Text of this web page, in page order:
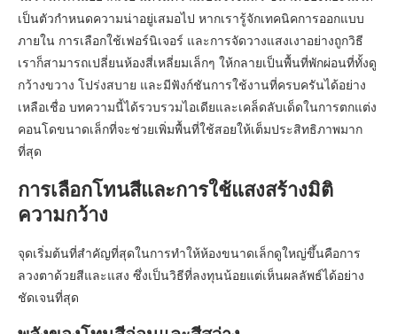
เป็นตัวกำหนดความน่าอยู่เสมอไป หากเรารู้จักเทคนิคการออกแบบ
ภายใน การเลือกใช้เฟอร์นิเจอร์ และการจัดวางแสงเงาอย่างถูกวิธี
เราก็สามารถเปลี่ยนห้องสี่เหลี่ยมเล็กๆ ให้กลายเป็นพื้นที่พักผ่อนที่ทั้งดู
กว้างขวาง โปร่งสบาย และมีฟังก์ชันการใช้งานที่ครบครันได้อย่าง
เหลือเชื่อ บทความนี้ได้รวบรวมไอเดียและเคล็ดลับเด็ดในการตกแต่ง
คอนโดขนาดเล็กที่จะช่วยเพิ่มพื้นที่ใช้สอยให้เต็มประสิทธิภาพมาก
ที่สุด
การเลือกโทนสีและการใช้แสงสร้างมิติ
ความกว้าง
จุดเริ่มต้นที่สำคัญที่สุดในการทำให้ห้องขนาดเล็กดูใหญ่ขึ้นคือการ
ลวงตาด้วยสีและแสง ซึ่งเป็นวิธีที่ลงทุนน้อยแต่เห็นผลลัพธ์ได้อย่าง
ชัดเจนที่สุด